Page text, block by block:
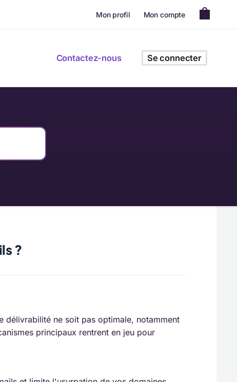
Mon profil Mon compte
Contactez-nous Se connecter
?
délivrabilité ne soit pas optimale, notamment
principaux rentrent en jeu pour